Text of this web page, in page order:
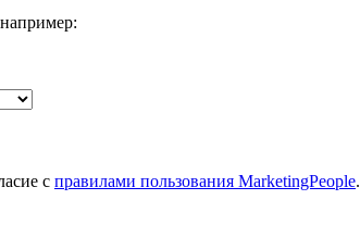
с правилами пользования MarketingPeople.